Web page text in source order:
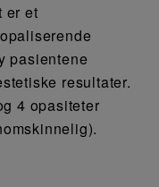
er et
pasientene
resultater.
4 opasiteter